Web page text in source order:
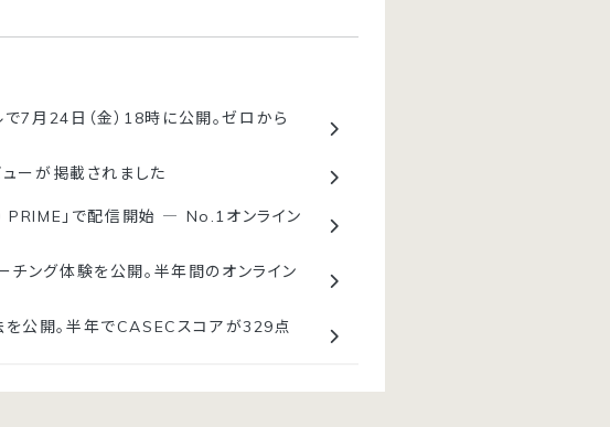
7月24日（金）18時に公開。ゼロから
ーが掲載されました
PRIME」で配信開始 ― No.1オンライン
チング体験を公開。半年間のオンライン
を公開。半年でCASECスコアが329点